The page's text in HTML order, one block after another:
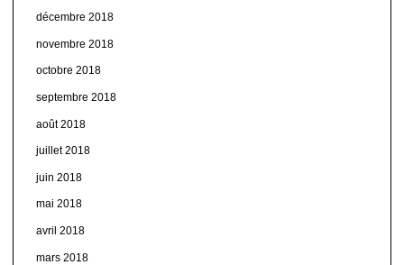
décembre 2018
novembre 2018
octobre 2018
septembre 2018
août 2018
juillet 2018
juin 2018
mai 2018
avril 2018
mars 2018